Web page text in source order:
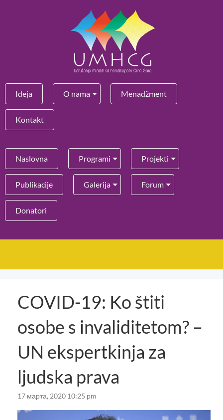
Ideja O nama Menadžment
Kontakt
Naslovna Programi Projekti
Publikacije Galerija Forum
Donatori
COVID-19: Ko štiti
osobe s invaliditetom? –
UN ekspertkinja za
ljudska prava
17 марта, 2020 10:25 pm